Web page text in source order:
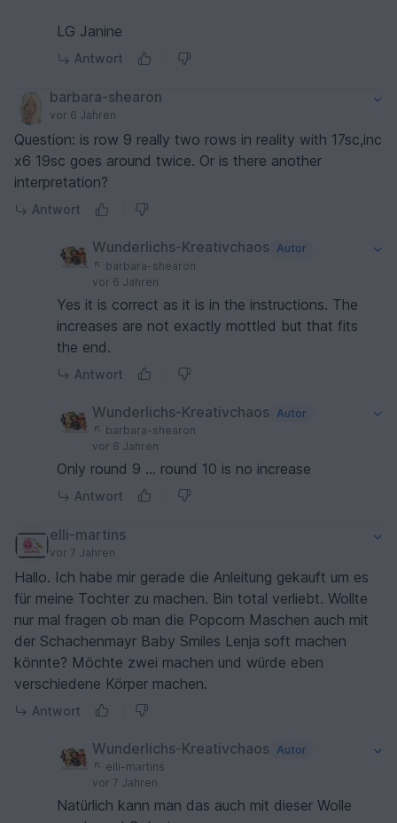
LG Janine
Antwort
barbara-shearon
vor 6 Jahren
Question: is row 9 really two rows in reality with 17sc,inc
x6 19sc goes around twice. Or is there another
interpretation?
Antwort
Wunderlichs-Kreativchaos Autor
barbara-shearon
vor 6 Jahren
Yes it is correct as it is in the instructions. The
increases are not exactly mottled but that fits
the end.
Antwort
Wunderlichs-Kreativchaos Autor
barbara-shearon
vor 6 Jahren
Only round 9 ... round 10 is no increase
Antwort
elli-martins
vor 7 Jahren
Hallo. Ich habe mir gerade die Anleitung gekauft um es
für meine Tochter zu machen. Bin total verliebt. Wollte
nur mal fragen ob man die Popcorn Maschen auch mit
der Schachenmayr Baby Smiles Lenja soft machen
könnte? Möchte zwei machen und würde eben
verschiedene Körper machen.
Antwort
Wunderlichs-Kreativchaos Autor
elli-martins
vor 7 Jahren
Natürlich kann man das auch mit dieser Wolle